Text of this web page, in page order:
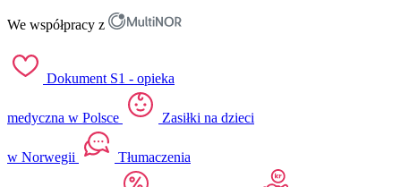
We współpracy z
Dokument S1 - opieka
medyczna w Polsce Zasiłki na dzieci
w Norwegii Tłumaczenia